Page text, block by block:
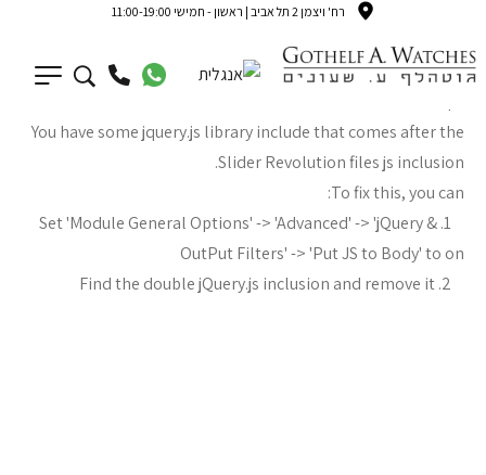
רח' ויצמן 2 תל אביב | ראשון - חמישי 11:00-19:00
You have some jquery.js library include that comes after the
Slider Revolution files js inclusion.
To fix this, you can:
1. Set 'Module General Options' -> 'Advanced' -> 'jQuery &
OutPut Filters' -> 'Put JS to Body' to on